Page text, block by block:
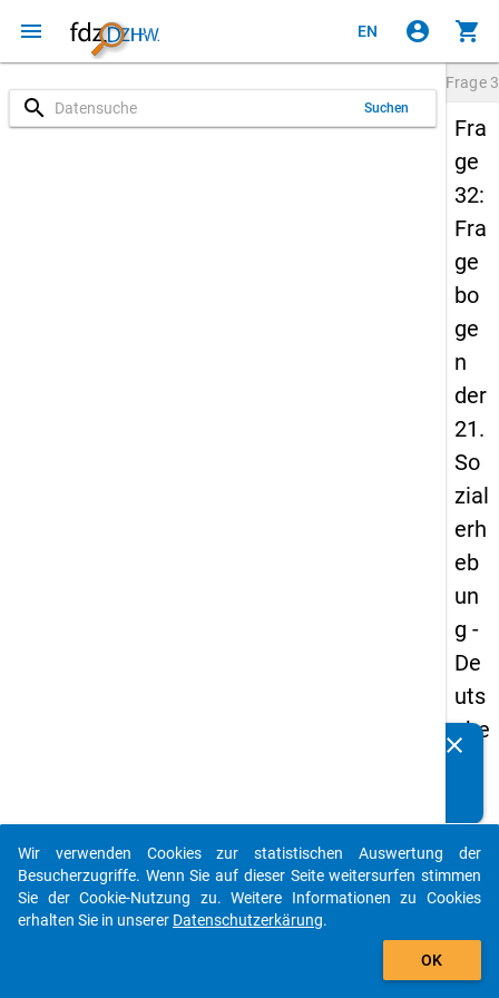
menu EN account_circle shopping_cart
search Suchen
Frage
Fra
ge
32:
Fra
ge
bo
ge
n
der
21.
So
zial
erh
eb
un
g -
De
uts
che
Bil
du
ngs
clear
auto_stories
add_shopping_cart
Wir verwenden Cookies zur statistischen Auswertung der
Besucherzugriffe. Wenn Sie auf dieser Seite weitersurfen stimmen
Sie der Cookie-Nutzung zu. Weitere Informationen zu Cookies
erhalten Sie in unserer Datenschutzerkärung.
OK